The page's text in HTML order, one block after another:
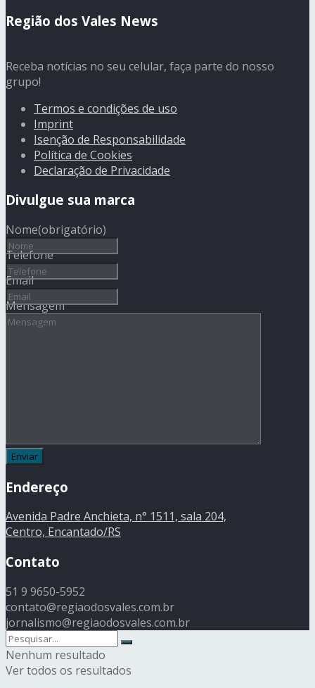
Região dos Vales News
Receba notícias no seu celular, faça parte do nosso
grupo!
Termos e condições de uso
Imprint
Isenção de Responsabilidade
Política de Cookies
Declaração de Privacidade
Divulgue sua marca
Nome(obrigatório)
Telefone
Email
Mensagem
Endereço
Avenida Padre Anchieta, n° 1511, sala 204,
Centro, Encantado/RS
Contato
51 9 9650-5952
contato@regiaodosvales.com.br
jornalismo@regiaodosvales.com.br
Nenhum resultado
Ver todos os resultados